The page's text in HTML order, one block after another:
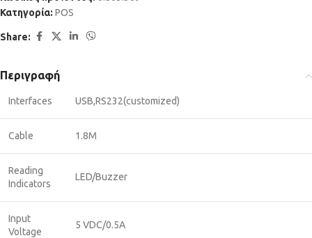
Κατηγορία: POS
Share:
Περιγραφή
Interfaces USB,RS232(customized)
Cable 1.8M
Reading
Indicators
LED/Buzzer
Input
Voltage
5 VDC/0.5A